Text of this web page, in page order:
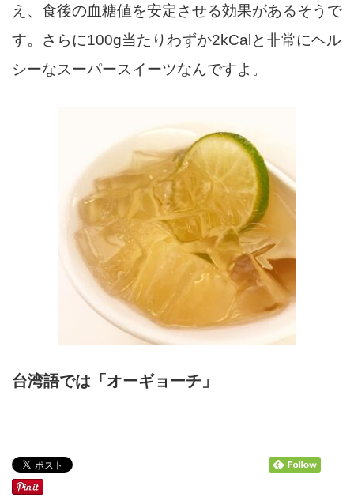
え、食後の血糖値を安定させる効果があるそうで
す。 さらに100g当たりわずか2kCalと非常にヘル
シーなスーパースイーツなんですよ 。
台湾語では「オーギョーチ」